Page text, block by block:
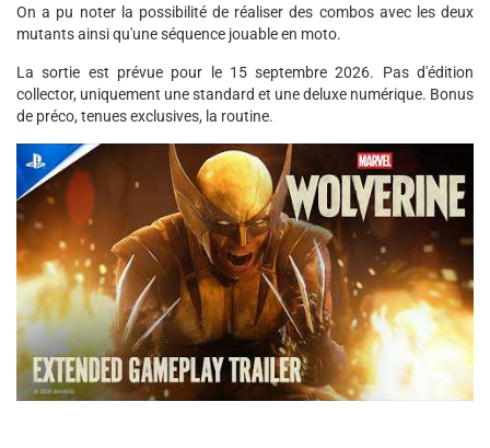
On a pu noter la possibilité de réaliser des combos avec les deux
mutants ainsi qu'une séquence jouable en moto.
La sortie est prévue pour le 15 septembre 2026. Pas d'édition
collector, uniquement une standard et une deluxe numérique. Bonus
de préco, tenues exclusives, la routine.